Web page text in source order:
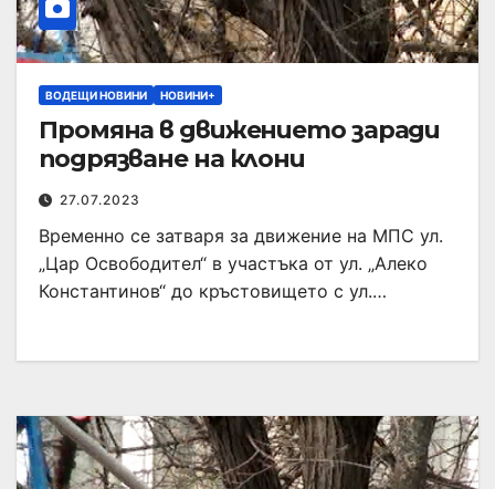
ВОДЕЩИ НОВИНИ НОВИНИ+
Промяна в движението заради
подрязване на клони
27.07.2023
Временно се затваря за движение на МПС ул.
„Цар Освободител“ в участъка от ул. „Алеко
Константинов“ до кръстовището с ул.…